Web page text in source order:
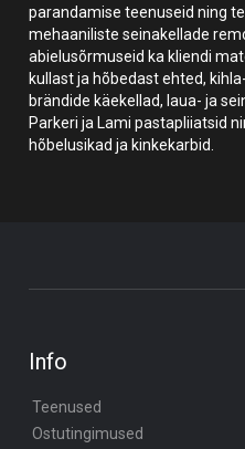
parandamise teenuseid ning
mehaaniliste seinakellade
abielusõrmuseid ka kliendi
kullast ja hõbedast ehted,
brändide käekellad, laua- ja
Parkeri ja Lami pastapliiatsid
hõbelusikad ja kinkekarbid.
Info
Teenused
Ostutingimused